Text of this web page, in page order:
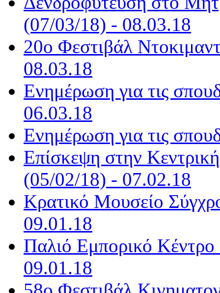
(07/03/18) - 08.03.18
20ο Φεστιβάλ
08.03.18
Ενημέρωση για τις
06.03.18
Ενημέρωση για τις
Επίσκεψη στην
(05/02/18) - 07.02.18
Κρατικό Μουσείο
09.01.18
Παλιό Εμπορικό
09.01.18